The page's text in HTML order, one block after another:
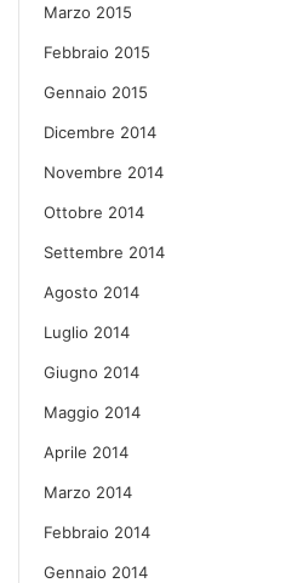
Marzo 2015
Febbraio 2015
Gennaio 2015
Dicembre 2014
Novembre 2014
Ottobre 2014
Settembre 2014
Agosto 2014
Luglio 2014
Giugno 2014
Maggio 2014
Aprile 2014
Marzo 2014
Febbraio 2014
Gennaio 2014